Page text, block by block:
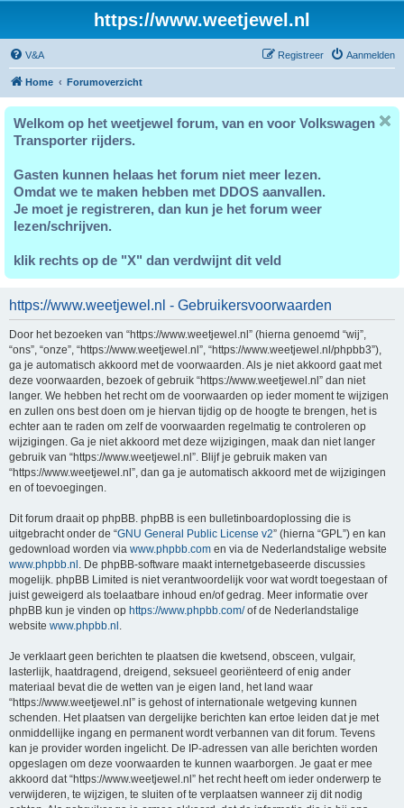
https://www.weetjewel.nl
V&A Aanmelden
Registreer
Home Forumoverzicht
Welkom op het weetjewel forum, van en voor Volkswagen
Transporter rijders.
Gasten kunnen helaas het forum niet meer lezen.
Omdat we te maken hebben met DDOS aanvallen.
Je moet je registreren, dan kun je het forum weer
lezen/schrijven.
klik rechts op de "X" dan verdwijnt dit veld
https://www.weetjewel.nl - Gebruikersvoorwaarden
Door het bezoeken van “https://www.weetjewel.nl” (hierna genoemd “wij”,
“ons”, “onze”, “https://www.weetjewel.nl”, “https://www.weetjewel.nl/phpbb3”),
ga je automatisch akkoord met de voorwaarden. Als je niet akkoord gaat met
deze voorwaarden, bezoek of gebruik “https://www.weetjewel.nl” dan niet
langer. We hebben het recht om de voorwaarden op ieder moment te wijzigen
en zullen ons best doen om je hiervan tijdig op de hoogte te brengen, het is
echter aan te raden om zelf de voorwaarden regelmatig te controleren op
wijzigingen. Ga je niet akkoord met deze wijzigingen, maak dan niet langer
gebruik van “https://www.weetjewel.nl”. Blijf je gebruik maken van
“https://www.weetjewel.nl”, dan ga je automatisch akkoord met de wijzigingen
en of toevoegingen.
Dit forum draait op phpBB. phpBB is een bulletinboardoplossing die is
uitgebracht onder de “GNU General Public License v2” (hierna “GPL”) en kan
gedownload worden via www.phpbb.com en via de Nederlandstalige website
www.phpbb.nl . De phpBB-software maakt internetgebaseerde discussies
mogelijk. phpBB Limited is niet verantwoordelijk voor wat wordt toegestaan of
juist geweigerd als toelaatbare inhoud en/of gedrag. Meer informatie over
phpBB kun je vinden op https://www.phpbb.com/of de Nederlandstalige
website www.phpbb.nl .
Je verklaart geen berichten te plaatsen die kwetsend, obsceen, vulgair,
lasterlijk, haatdragend, dreigend, seksueel georiënteerd of enig ander
materiaal bevat die de wetten van je eigen land, het land waar
“https://www.weetjewel.nl” is gehost of internationale wetgeving kunnen
schenden. Het plaatsen van dergelijke berichten kan ertoe leiden dat je met
onmiddellijke ingang en permanent wordt verbannen van dit forum. Tevens
kan je provider worden ingelicht. De IP-adressen van alle berichten worden
opgeslagen om deze voorwaarden te kunnen waarborgen. Je gaat er mee
akkoord dat “https://www.weetjewel.nl” het recht heeft om ieder onderwerp te
verwijderen, te wijzigen, te sluiten of te verplaatsen wanneer zij dit nodig